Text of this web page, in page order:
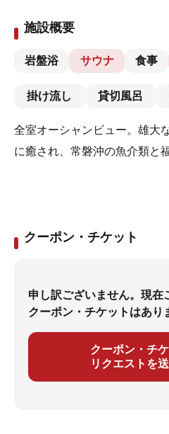
施設概要
岩盤浴 サウナ 食事
掛け流し 貸切風呂
全室オーシャンビュー。雄大
に癒され、常磐沖の魚介類
クーポン・チケット
申し訳ございません。現在
クーポン・チケットはあり
クーポン・チ
リクエストを